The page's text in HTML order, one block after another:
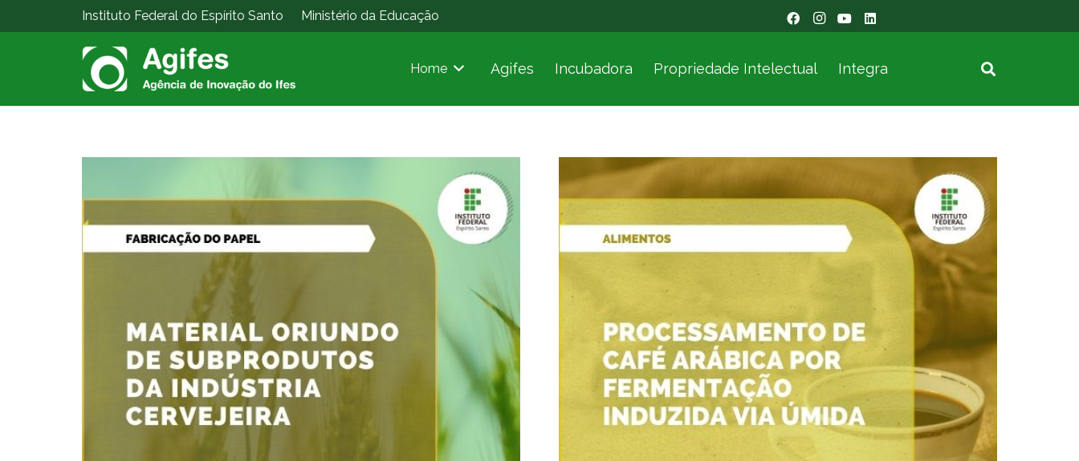
Instituto Federal do Espírito Santo Ministério da Educação
Home Agifes Incubadora Propriedade Intelectual Integra